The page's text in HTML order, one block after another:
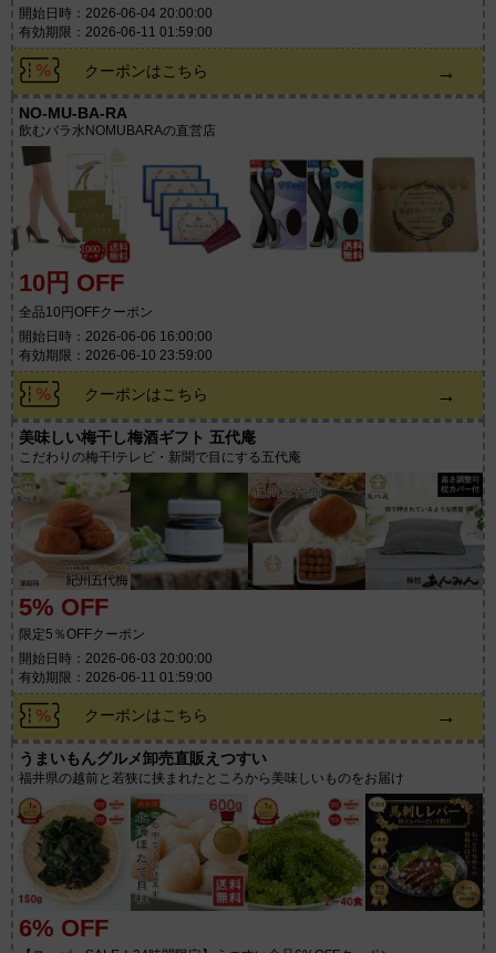
開始日時：2026-06-04 20:00:00
有効期限：2026-06-11 01:59:00
クーポンはこちら →
NO-MU-BA-RA
飲むバラ水NOMUBARAの直営店
10円 OFF
全品10円OFFクーポン
開始日時：2026-06-06 16:00:00
有効期限：2026-06-10 23:59:00
クーポンはこちら →
美味しい梅干し梅酒ギフト 五代庵
こだわりの梅干!テレビ・新聞で目にする五代庵
5% OFF
限定5％OFFクーポン
開始日時：2026-06-03 20:00:00
有効期限：2026-06-11 01:59:00
クーポンはこちら →
うまいもんグルメ卸売直販えつすい
福井県の越前と若狭に挟まれたところから美味しいものをお届け
6% OFF